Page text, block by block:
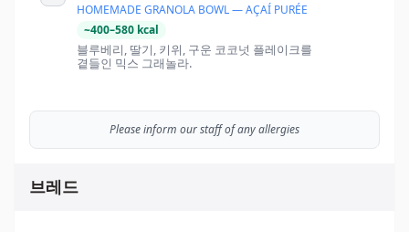
HOMEMADE GRANOLA BOWL — AÇAÍ PURÉE
~400–580 kcal
블루베리, 딸기, 키위, 구운 코코넛 플레이크를
곁들인 믹스 그래놀라.
Please inform our staff of any allergies
브레드